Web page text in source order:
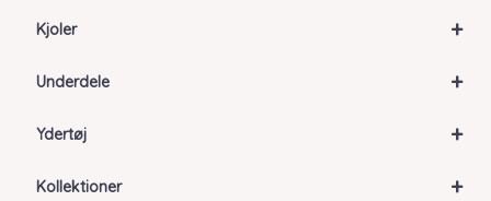
+
Kjoler
+
Underdele
+
Ydertøj
+
Kollektioner